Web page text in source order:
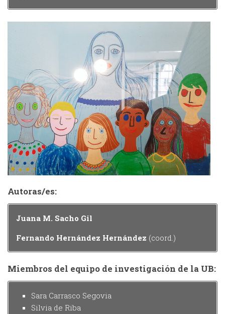
Autoras/es:
Juana M. Sacho Gil
Fernando Hernández Hernández (coord.)
Miembros del equipo de investigación de la UB:
Sara Carrasco Segovia
Silvia de Riba